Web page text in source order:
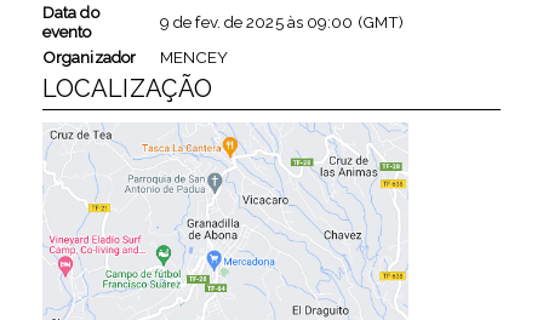
Data do
evento
9 de fev. de 2025às 09:00 (GMT)
Organizador
MENCEY
LOCALIZAÇÃO